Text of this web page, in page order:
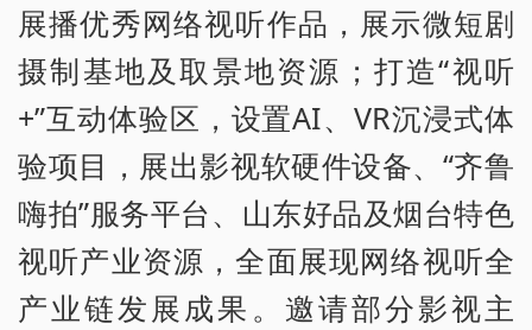
展播优秀网络视听作品，展示微短剧
摄制基地及取景地资源；打造“视听
+”互动体验区，设置AI、VR沉浸式体
验项目，展出影视软硬件设备、“齐鲁
嗨拍”服务平台、山东好品及烟台特色
视听产业资源，全面展现网络视听全
产业链发展成果。邀请部分影视主